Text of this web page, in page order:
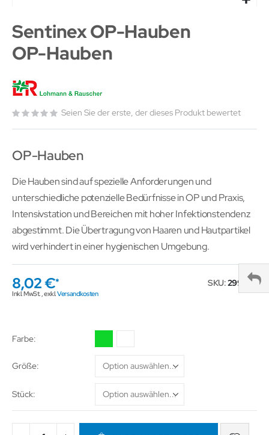
Sentinex OP-Hauben
OP-Hauben
Seien Sie der erste, der dieses Produkt bewertet
OP-Hauben
Die Hauben sind auf spezielle Anforderungen und
unterschiedliche potenzielle Bedürfnisse in OP und Praxis,
Intensivstation und Bereichen mit hoher Infektionstendenz
abgestimmt. Die Übertragung von Haaren und Hautpartikel
wird verhindert in einer hygienischen Umgebung.
8,02 €
Inkl. MwSt.,exkl.Versandkosten
SKU 299679
Farbe
Größe
Stück